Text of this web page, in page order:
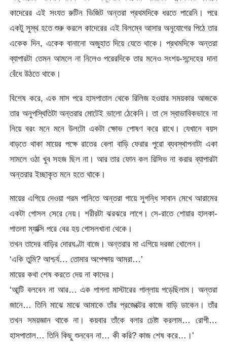
কাদেরের এই সংযত রুটিন ভিজিট অন্তরা প্রথমদিকে ধরতে পারেনি। পরে
একটু সুস্থ হতে শুরু করলে কাদেরের এই বিলম্বে আসার অনুযোগের পিঠে তার
একেক দিন, একেক বানানো অজুহাত দিয়ে যেতে থাকে। প্রথমদিকে অন্তরা
ব্যাপারটা তেমন আমলে না নিলেও পরেরদিকে তার মনেও সংশয়-সন্দেহের দানা
বেঁধে উঠতে থাকে।
বিশেষ করে, এক মাস পরে হাসপাতাল থেকে রিলিজ হওয়ার সময়কার আজকে
তার অনুপস্থিতিটা অন্তরার মোটেই ভালো ঠেকেনি। তা সে স্বাভাবিকভাবে না
নিয়ে বরং মনে মনে উলটো একটা ক্ষোভ পোষণ করে রাখে। যেখানে বয়স
বাড়তে থাকা মায়ের পক্ষে রাতের বেলা বাড়ি ফেরার পুরো ব্যবস্থাপনাটা একা
সামলে ওঠা খুব সহজ ছিল না। আর তার ফোন কল রিসিভ না করার ব্যাপারটা
অন্তরার ইচ্ছাকৃত মনে হতে থাকে।
মায়ের এগিয়ে দেওয়া গরম পানিতে অন্তরা গায়ে সুগন্ধি সাবান মেখে আরামের
একটা গোসল সেরে নেয়। শরীরটা ঝরঝরে লাগে। সে-রাতে শোয়ার হালকা-
পাতলা ম্যাক্সি পরে বের হয় গোসলখানা থেকে।
তখন তাদের বাড়ির দোরঘণ্টা বাজে। অন্তরার মা এগিয়ে দরজা খোলেন।
‘একি তুমি? আশ্চর্য… তোমার অপেক্ষায় আমরা…’
মায়ের কথা শেষ করতে দেয় না কাদের।
‘আন্টি বলবেন না আর… এক পাগলা মাস্টারের পাল্লায় পড়েছিলাম। অন্তরা
জানে… তিনি মাঝে মাঝে আমাকে তাঁর প্রজেক্টের কাজে বাড়ি ডাকেন। তাঁর
তখন সময়জ্ঞান থাকে না। কয়বার তাঁকে বলার চেষ্টা করলাম… রোগী…
হাসপাতাল… তিনি কিছু শুনবেন না… কী করি? কাজ শেষ করে…।’